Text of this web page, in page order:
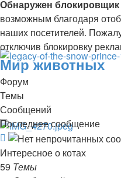
Обнаружен
возможным благодаря
наших посетителей.
отключив блокировку
Мир животных
Форум
Темы
Сообщений
Последнее сообщение
Канал
-
Все
Интересное о котах
59 Темы